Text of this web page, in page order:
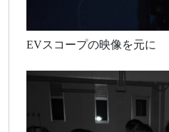
EVスコープの映像を元に